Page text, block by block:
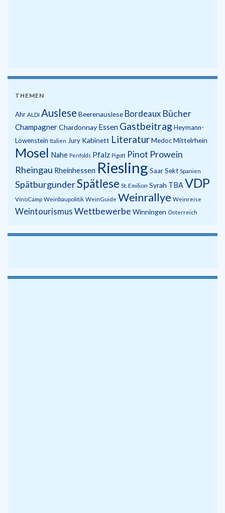
THEMEN
Ahr ALDI Auslese Beerenauslese Bordeaux Bücher
ChampagnerChardonnay Essen Gastbeitrag Heymann-
Löwenstein Italien Jury Kabinett LiteraturMedocMittelrhein
Mosel Nahe Penfolds Pfalz Pigott Pinot Prowein
Rheingau Rheinhessen Riesling SaarSekt Spanien
SpätburgunderSpätlese St. Emilion Syrah TBAVDP
VinoCamp Weinbaupolitik WeinGuide Weinrallye Weinreise
Weintourismus Wettbewerbe Winningen Österreich